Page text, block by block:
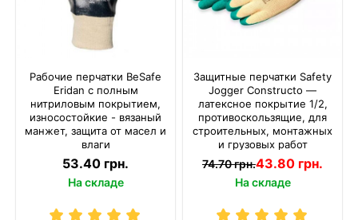
Рабочие перчатки BeSafe
Eridan с полным
нитриловым покрытием,
износостойкие - вязаный
манжет, защита от масел и
влаги
53.40 грн.
На складе
Защитные перчатки Safety
Jogger Constructo —
латексное покрытие 1/2,
противоскользящие, для
строительных, монтажных
и грузовых работ
43.80 грн.
74.70 грн.
На складе